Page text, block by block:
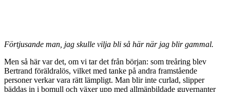
Förtjusande man, jag skulle vilja bli så här när jag blir gammal.
Men så här var det, om vi tar det från början: som treåring blev
Bertrand föräldralös, vilket med tanke på andra framstående
personer verkar vara rätt lämpligt. Man blir inte curlad, slipper
bäddas in i bomull och växer upp med allmänbildade guvernanter